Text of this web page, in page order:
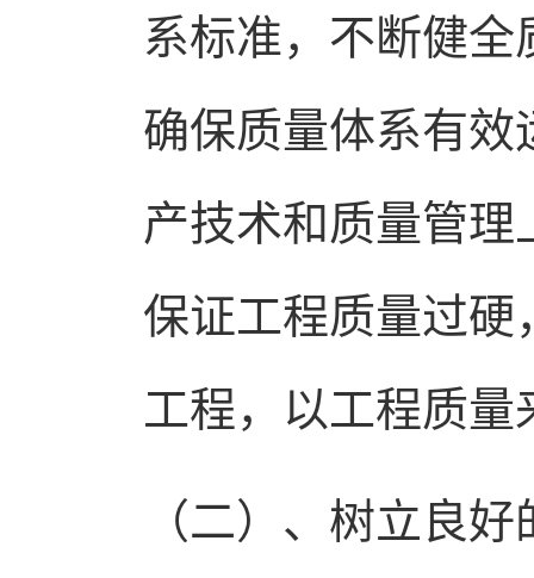
系标准，不断健
确保质量体系有
产技术和质量管
保证工程质量过
工程，以工程质
（二） 、树立良好